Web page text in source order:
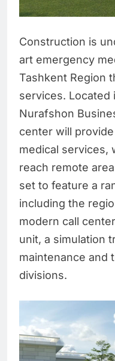
Construction is
art emergency
Tashkent Region
services. Located
Nurafshon
center will
medical services,
reach remote
set to feature a
including the
modern call
unit, a simulation
maintenance and
divisions.